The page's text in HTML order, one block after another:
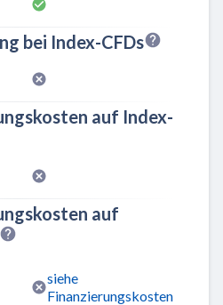
bei Index-CFDs
auf Index-
auf
siehe
Finanzierungskosten